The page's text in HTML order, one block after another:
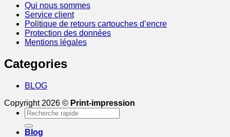
Qui nous sommes
Service client
Politique de retours cartouches d’encre
Protection des données
Mentions légales
Categories
BLOG
Copyright 2026 © Print-impression
Recherche
pour :
Blog